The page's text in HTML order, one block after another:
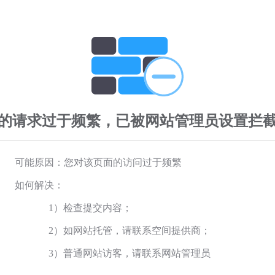
请求过于频繁，已被网站管理员设置拦
可能原因：您对该页面的访问过于频繁
如何解决：
1）检查提交内容；
2）如网站托管，请联系空间提供商；
3）普通网站访客，请联系网站管理员